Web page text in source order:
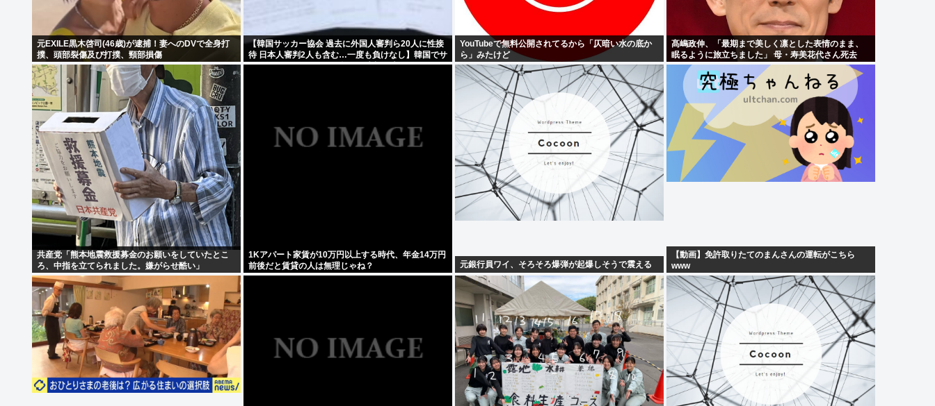
元EXILE黒木啓司(46歳)が逮捕！妻へのDVで全身打
撲、頭部裂傷及び打撲、頸部損傷
【韓国サッカー協会 過去に外国人審判ら20人に性接
待 日本人審判2人も含む…一度も負けなし】韓国でサ
ッカーファンや国民から怒りと失望の声
YouTubeで無料公開されてるから「仄暗い水の底か
ら」みたけど
髙嶋政伸、「最期まで美しく凛とした表情のまま、
眠るように旅立ちました」 母・寿美花代さん死去
共産党「熊本地震救援募金のお願いをしていたとこ
ろ、中指を立てられました。嫌がらせ酷い」
1Kアパート家賃が10万円以上する時代、年金14万円
前後だと賃貸の人は無理じゃね？
元銀行員ワイ、そろそろ爆弾が起爆しそうで震える
【動画】免許取りたてのまんさんの運転がこちら
www